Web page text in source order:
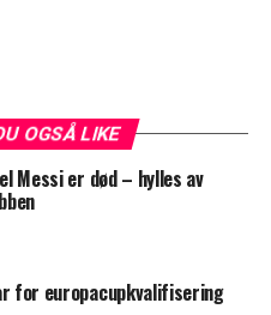
OGSÅ LIKE
Messi er død – hylles av
for europacupkvalifisering